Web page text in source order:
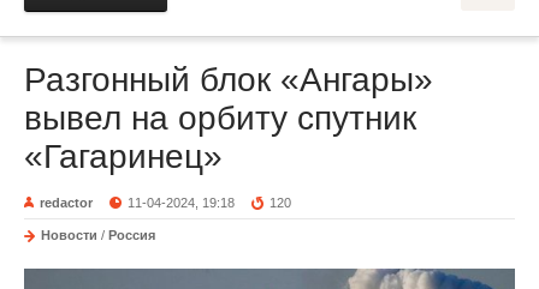
Разгонный блок «Ангары»
вывел на орбиту спутник
«Гагаринец»
redactor 11-04-2024, 19:18 120
Новости / Россия